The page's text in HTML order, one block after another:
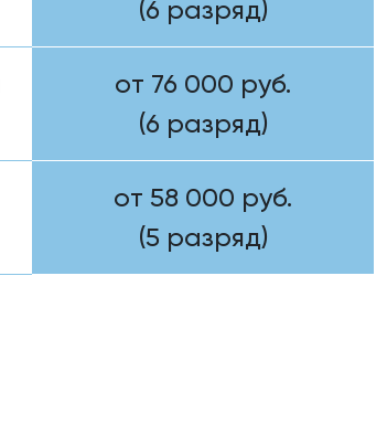
(6 разряд)
от 76 000 руб.
(6 разряд)
от 58 000 руб.
(5 разряд)